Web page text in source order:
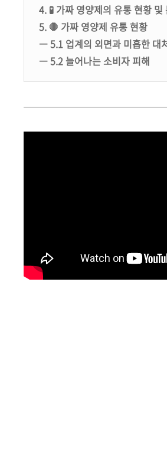
4. 🧪 가짜 영양제의 유통 현황 및
5. 🛑 가짜 영양제 유통 현황
ㅡ 5.1 업계의 외면과 미흡한 대
ㅡ 5.2 늘어나는 소비자 피해